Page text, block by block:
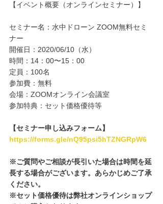
【イベント概要（オンラインセミナー）】
セミナー名：水中ドローン ZOOM無料セミ
ナー
開催日：2020/06/10（水）
時間：14：00〜15：00
定員：100名
参加費：無料
会場：ZOOMオンライン会議室
参加特典：セット価格優待等
【セミナー申し込みフォーム】
https://forms.gle/nQ95psi5hTZNGRpW6
※ご質問やご相談が長引いた場合は時間を延
長する場合がございます。あらかじめご了承
ください。
※セット価格優待は弊社オンラインショップ